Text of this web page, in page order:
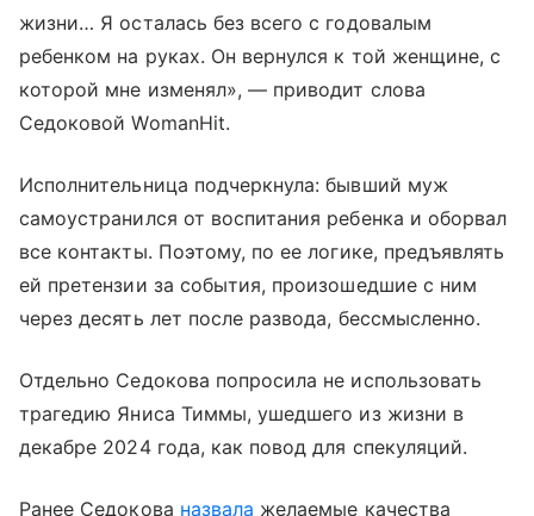
жизни… Я осталась без всего с годовалым
ребенком на руках. Он вернулся к той женщине, с
которой мне изменял», — приводит слова
Седоковой WomanHit.
Исполнительница подчеркнула: бывший муж
самоустранился от воспитания ребенка и оборвал
все контакты. Поэтому, по ее логике, предъявлять
ей претензии за события, произошедшие с ним
через десять лет после развода, бессмысленно.
Отдельно Седокова попросила не использовать
трагедию Яниса Тиммы, ушедшего из жизни в
декабре 2024 года, как повод для спекуляций.
Ранее Седокова назвала желаемые качества